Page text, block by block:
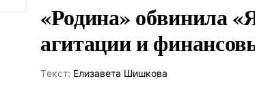
«Родина» обвинила
агитации и
Tекст: Елизавета Шишкова